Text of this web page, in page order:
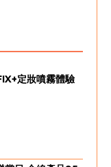
定妝噴霧體驗